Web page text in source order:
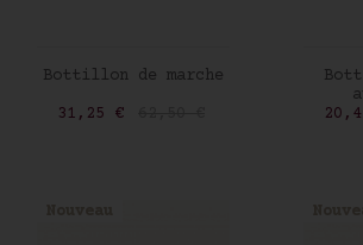
AJOUTER AU PANIER
Bottillon de marche
Prix
31,25 €
Prix